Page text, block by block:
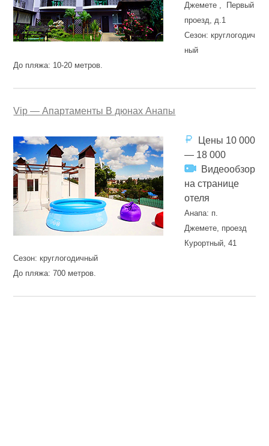
Джемете , Первый
проезд, д.1
Сезон: круглогодич
ный
До пляжа: 10-20 метров.
Vip — Апартаменты В дюнах Анапы
Цены 10 000
— 18 000
Видеообзор
на странице
отеля
Анапа: п.
Джемете, проезд
Курортный, 41
Сезон: круглогодичный
До пляжа: 700 метров.